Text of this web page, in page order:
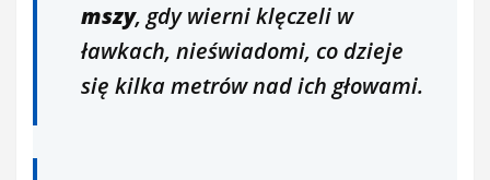
mszy, gdy wierni klęczeli w
ławkach, nieświadomi, co dzieje
się kilka metrów nad ich głowami.